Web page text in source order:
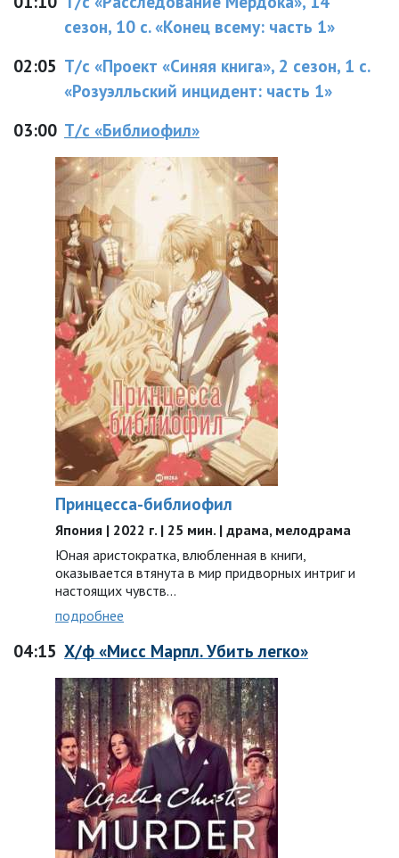
сезон, 10 с. «Конец всему: часть 1»
02:05 Т/с «Проект «Синяя книга», 2 сезон, 1 с.
«Розуэлльский инцидент: часть 1»
03:00 Т/с «Библиофил»
Принцесса-библиофил
Япония | 2022 г. | 25 мин. | драма, мелодрама
Юная аристократка, влюбленная в книги,
оказывается втянута в мир придворных интриг и
настоящих чувств…
подробнее
04:15 Х/ф «Мисс Марпл. Убить легко»